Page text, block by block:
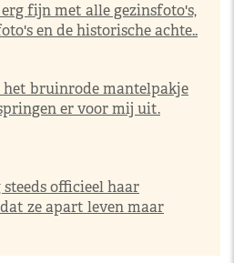
fijn met alle gezinsfoto's,
en de historische achte..
het bruinrode mantelpakje
er voor mij uit.
officieel haar
ze apart leven maar